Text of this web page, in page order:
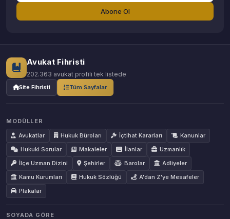
Abone Ol
Avukat Fihristi
202.363 avukat profili tek listede
Site Fihristi Tüm Sayfalar
MODÜLLER
Avukatlar
Hukuk Büroları İçtihat Kararları
Kanunlar
Hukuki Sorular
Makaleler İlanlar
Uzmanlık
İlçe Uzman Dizini
Şehirler Barolar
Adliyeler
Kamu Kurumları
Hukuk Sözlüğü
A'dan Z'ye Mesafeler
Plakalar
SOYADA GÖRE